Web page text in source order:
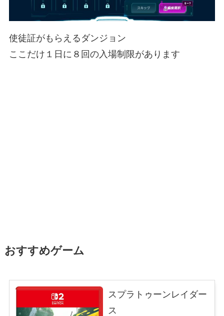
使徒証がもらえるダンジョン
ここだけ１日に８回の入場制限があります
おすすめゲーム
スプラトゥーンレイダー
ス